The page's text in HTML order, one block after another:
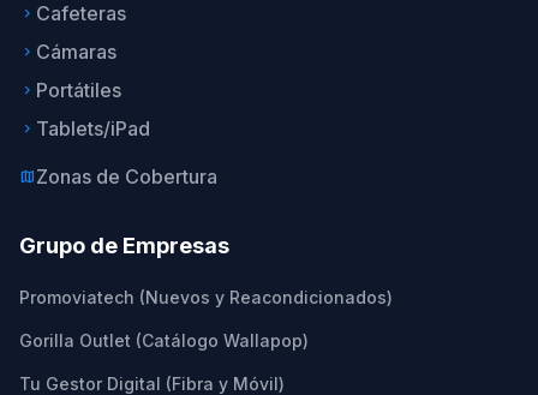
keyboard_arrow_right Cafeteras
keyboard_arrow_right Cámaras
keyboard_arrow_right Portátiles
keyboard_arrow_right Tablets/iPad
mapZonas de Cobertura
Grupo de Empresas
Promoviatech (Nuevos y Reacondicionados)
Gorilla Outlet (Catálogo Wallapop)
Tu Gestor Digital (Fibra y Móvil)